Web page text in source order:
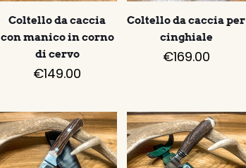
Coltello da caccia
con manico in corno
di cervo
€149.00
Coltello da caccia per
cinghiale
€169.00